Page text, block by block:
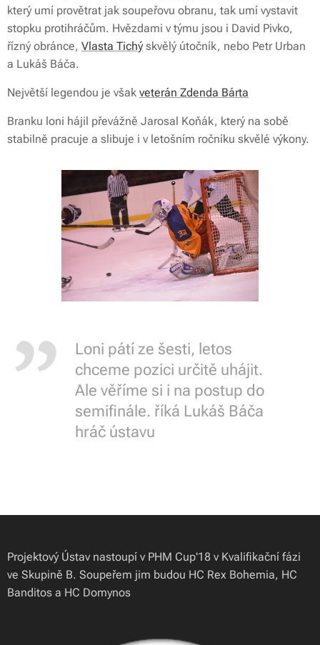
který umí provětrat jak soupeřovu obranu, tak umí vystavit
stopku protihráčům. Hvězdami v týmu jsou i David Pivko,
řízný obránce, Vlasta Tichý skvělý útočník, nebo Petr Urban
a Lukáš Báča.
Největší legendou je však veterán Zdenda Bárta
Branku loni hájil převážně Jarosal Koňák, který na sobě
stabilně pracuje a slibuje i v letošním ročníku skvělé výkony.
Loni pátí ze šesti, letos
chceme pozici určitě uhájit.
Ale věříme si i na postup do
semifinále. říká Lukáš Báča
hráč ústavu
Projektový Ústav nastoupí v PHM Cup'18 v Kvalifikační fázi
ve Skupině B. Soupeřem jim budou HC Rex Bohemia, HC
Banditos a HC Domynos